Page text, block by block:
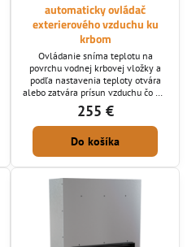
automaticky ovládač
exterierového vzduchu ku
krbom
Ovládanie sníma teplotu na
povrchu vodnej krbovej vložky a
podľa nastavenia teploty otvára
alebo zatvára prísun vzduchu čo má
vplyv na horenie aj výkon krbovej
vložky a výraznú úsporu spotreby
paliva.
255 €
Do košíka